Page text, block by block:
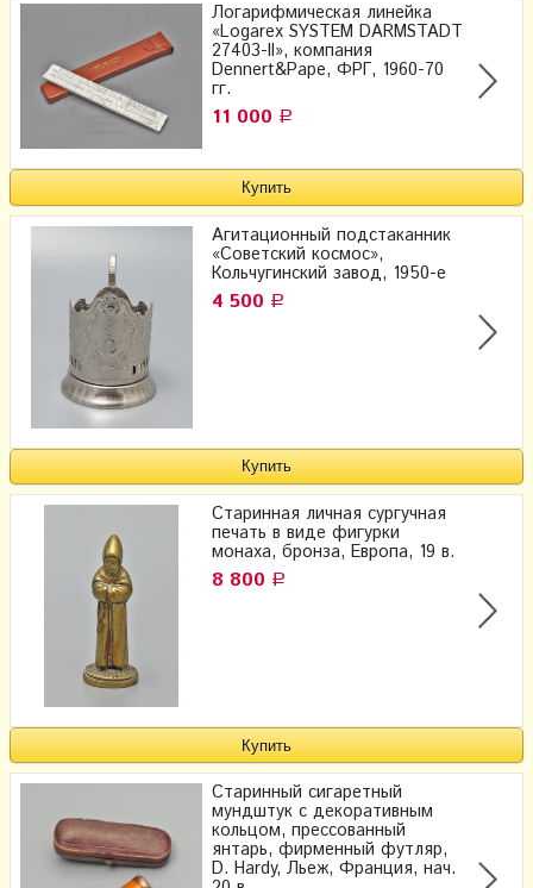
Логарифмическая линейка
«Logarex SYSTEM DARMSTADT
27403-II», компания
Dennert&Pape, ФРГ, 1960-70
гг.
11 000 Р
Агитационный подстаканник
«Советский космос»,
Кольчугинский завод, 1950-е
4 500 Р
Старинная личная сургучная
печать в виде фигурки
монаха, бронза, Европа, 19 в.
8 800 Р
Старинный сигаретный
мундштук с декоративным
кольцом, прессованный
янтарь, фирменный футляр,
D. Hardy, Льеж, Франция, нач.